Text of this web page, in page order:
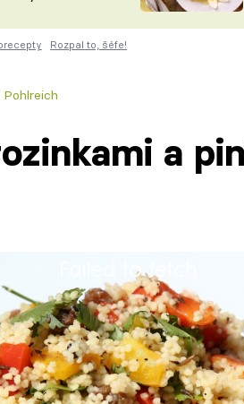
NA TALÍŘI
Rozpal to, šéfe!
Pohlreich
a
Failed to fetch
29x
jídlo, které si můžete